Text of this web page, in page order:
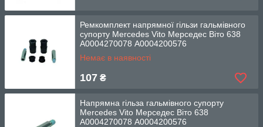
Ремкомплект напрямної гільзи гальмівного
супорту Mercedes Vito Мерседес Віто 638
A0004270078 A0004200576
Немає в наявності
107 ₴
Напрямна гільза гальмівного супорту
Mercedes Vito Мерседес Віто 638
A0004270078 A0004200576